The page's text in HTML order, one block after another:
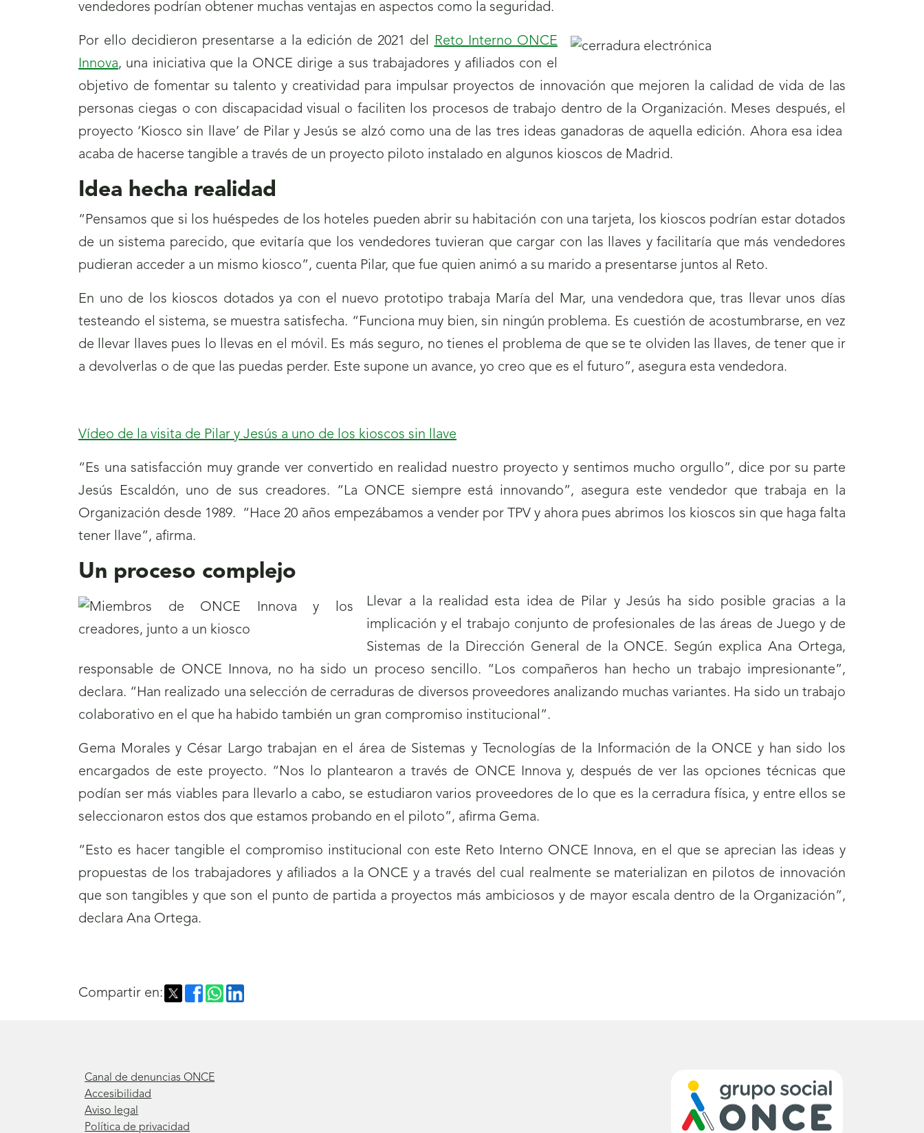
vendedores podrían obtener muchas ventajas en aspectos como la seguridad.
Por ello decidieron presentarse a la edición de 2021 del Reto Interno ONCE
Innova, una iniciativa que la ONCE dirige a sus trabajadores y afiliados con el
objetivo de fomentar su talento y creatividad para impulsar proyectos de innovación que mejoren la calidad de vida de las
personas ciegas o con discapacidad visual o faciliten los procesos de trabajo dentro de la Organización. Meses después, el
proyecto ‘Kiosco sin llave’ de Pilar y Jesús se alzó como una de las tres ideas ganadoras de aquella edición. Ahora esa idea
acaba de hacerse tangible a través de un proyecto piloto instalado en algunos kioscos de Madrid.
Idea hecha realidad
“Pensamos que si los huéspedes de los hoteles pueden abrir su habitación con una tarjeta, los kioscos podrían estar dotados
de un sistema parecido, que evitaría que los vendedores tuvieran que cargar con las llaves y facilitaría que más vendedores
pudieran acceder a un mismo kiosco”, cuenta Pilar, que fue quien animó a su marido a presentarse juntos al Reto.
En uno de los kioscos dotados ya con el nuevo prototipo trabaja María del Mar, una vendedora que, tras llevar unos días
testeando el sistema, se muestra satisfecha. “Funciona muy bien, sin ningún problema. Es cuestión de acostumbrarse, en vez
de llevar llaves pues lo llevas en el móvil. Es más seguro, no tienes el problema de que se te olviden las llaves, de tener que ir
a devolverlas o de que las puedas perder. Este supone un avance, yo creo que es el futuro”, asegura esta vendedora.
Vídeo de la visita de Pilar y Jesús a uno de los kioscos sin llave
“Es una satisfacción muy grande ver convertido en realidad nuestro proyecto y sentimos mucho orgullo”, dice por su parte
Jesús Escaldón, uno de sus creadores. “La ONCE siempre está innovando”, asegura este vendedor que trabaja en la
Organización desde 1989. “Hace 20 años empezábamos a vender por TPV y ahora pues abrimos los kioscos sin que haga falta
tener llave”, afirma.
Un proceso complejo
Llevar a la realidad esta idea de Pilar y Jesús ha sido posible gracias a la
implicación y el trabajo conjunto de profesionales de las áreas de Juego y de
Sistemas de la Dirección General de la ONCE. Según explica Ana Ortega,
responsable de ONCE Innova, no ha sido un proceso sencillo. “Los compañeros han hecho un trabajo impresionante”,
declara. “Han realizado una selección de cerraduras de diversos proveedores analizando muchas variantes. Ha sido un trabajo
colaborativo en el que ha habido también un gran compromiso institucional”.
Gema Morales y César Largo trabajan en el área de Sistemas y Tecnologías de la Información de la ONCE y han sido los
encargados de este proyecto. “Nos lo plantearon a través de ONCE Innova y, después de ver las opciones técnicas que
podían ser más viables para llevarlo a cabo, se estudiaron varios proveedores de lo que es la cerradura física, y entre ellos se
seleccionaron estos dos que estamos probando en el piloto”, afirma Gema.
“Esto es hacer tangible el compromiso institucional con este Reto Interno ONCE Innova, en el que se aprecian las ideas y
propuestas de los trabajadores y afiliados a la ONCE y a través del cual realmente se materializan en pilotos de innovación
que son tangibles y que son el punto de partida a proyectos más ambiciosos y de mayor escala dentro de la Organización”,
declara Ana Ortega.
Compartir en:
Canal de denuncias ONCE
Accesibilidad
Aviso legal
Política de privacidad